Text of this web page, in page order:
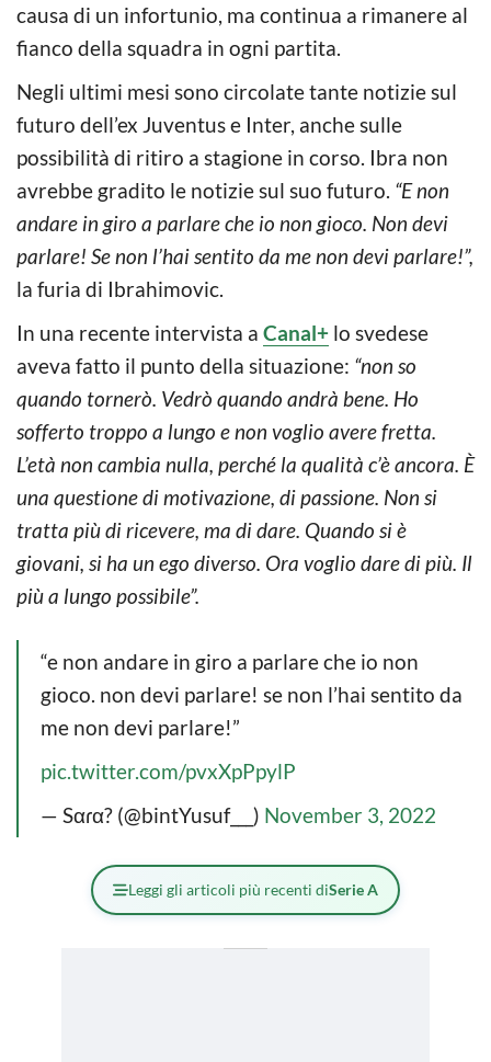
causa di un infortunio, ma continua a rimanere al
fianco della squadra in ogni partita.
Negli ultimi mesi sono circolate tante notizie sul
futuro dell’ex Juventus e Inter, anche sulle
possibilità di ritiro a stagione in corso. Ibra non
avrebbe gradito le notizie sul suo futuro. “E non
andare in giro a parlare che io non gioco. Non devi
parlare! Se non l’hai sentito da me non devi parlare!”,
la furia di Ibrahimovic.
In una recente intervista a Canal+ lo svedese
aveva fatto il punto della situazione: “non so
quando tornerò. Vedrò quando andrà bene. Ho
sofferto troppo a lungo e non voglio avere fretta.
L’età non cambia nulla, perché la qualità c’è ancora. È
una questione di motivazione, di passione. Non si
tratta più di ricevere, ma di dare. Quando si è
giovani, si ha un ego diverso. Ora voglio dare di più. Il
più a lungo possibile”.
“e non andare in giro a parlare che io non
gioco. non devi parlare! se non l’hai sentito da
me non devi parlare!”
pic.twitter.com/pvxXpPpylP
— Sαɾα? (@bintYusuf___) November 3, 2022
Leggi gli articoli più recenti diSerie A